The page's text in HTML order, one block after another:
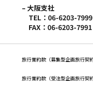
– 大阪支社
TEL：06-6203-7999
FAX：06-6203-7991
旅行業約款（募集型企画旅行契約
旅⾏業約款（受注型企画旅⾏契約